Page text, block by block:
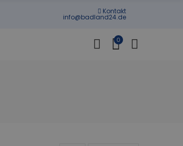
Kontakt
info@badland24.de
0